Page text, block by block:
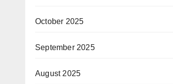
October 2025
September 2025
August 2025